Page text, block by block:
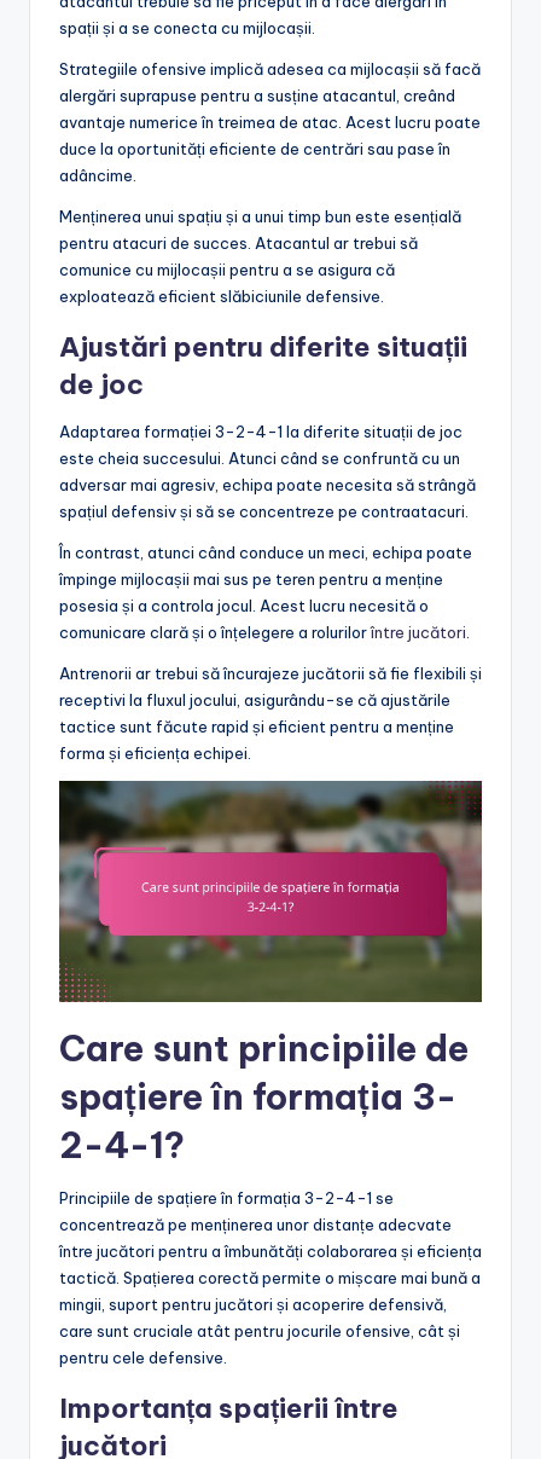
spații și a se conecta cu mijlocașii.
Strategiile ofensive implică adesea ca mijlocașii să facă
alergări suprapuse pentru a susține atacantul, creând
avantaje numerice în treimea de atac. Acest lucru poate
duce la oportunități eficiente de centrări sau pase în
adâncime.
Menținerea unui spațiu și a unui timp bun este esențială
pentru atacuri de succes. Atacantul ar trebui să
comunice cu mijlocașii pentru a se asigura că
exploatează eficient slăbiciunile defensive.
Ajustări pentru diferite situații
de joc
Adaptarea formației 3-2-4-1 la diferite situații de joc
este cheia succesului. Atunci când se confruntă cu un
adversar mai agresiv, echipa poate necesita să strângă
spațiul defensiv și să se concentreze pe contraatacuri.
În contrast, atunci când conduce un meci, echipa poate
împinge mijlocașii mai sus pe teren pentru a menține
posesia și a controla jocul. Acest lucru necesită o
comunicare clară și o înțelegere a rolurilorîntre jucători
Antrenorii ar trebui să încurajeze jucătorii să fie flexibili și
receptivi la fluxul jocului, asigurându-se că ajustările
tactice sunt făcute rapid și eficient pentru a menține
forma și eficiența echipei.
Care sunt principiile de
spațiere în formația 3-
2-4-1?
Principiile de spațiere în formația 3-2-4-1 se
concentrează pe menținerea unor distanțe adecvate
între jucători pentru a îmbunătăți colaborarea și eficiența
tactică. Spațierea corectă permite o mișcare mai bună a
mingii, suport pentru jucători și acoperire defensivă,
care sunt cruciale atât pentru jocurile ofensive, cât și
pentru cele defensive.
Importanța spațierii între
jucători